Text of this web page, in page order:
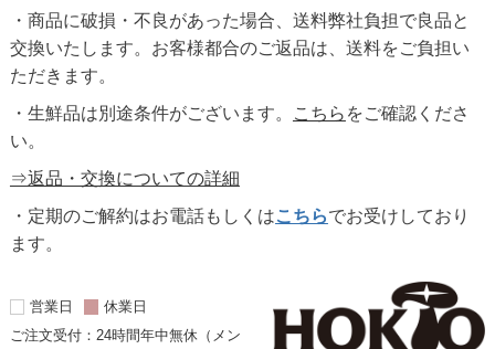
・商品に破損・不良があった場合、送料弊社負担で良品と
交換いたします。お客様都合のご返品は、送料をご負担い
ただきます。
・生鮮品は別途条件がございます。
こちら をご確認くださ
い。
⇒返品・交換についての詳細
・定期のご解約はお電話もしくはこちらでお受けしており
ます。
営業日
休業日
ご注文受付：24時間年中無休（メン